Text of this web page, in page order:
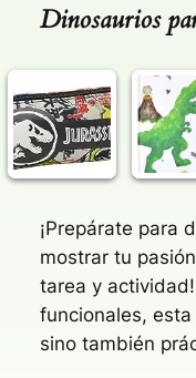
Dinosaurios
¡Prepárate para
mostrar tu
tarea y
funcionales,
sino también